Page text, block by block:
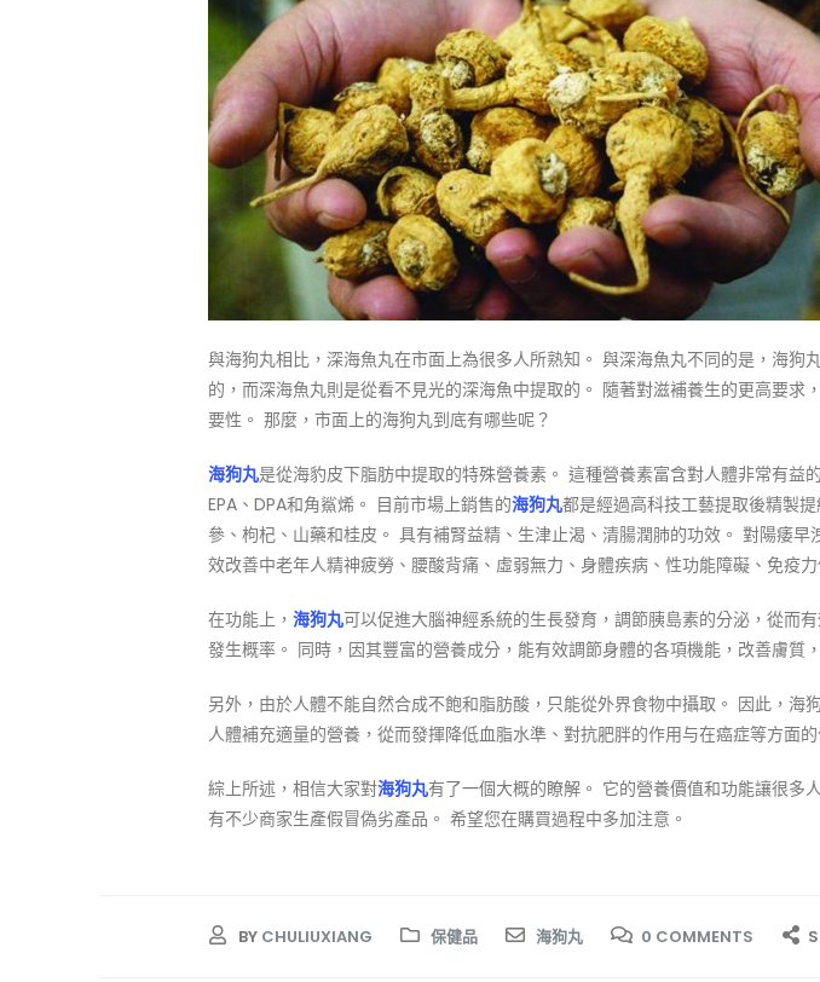
與海狗丸相比，深海魚丸在市面上為很多人所熟知。 與深海魚丸不同的是，海狗
的，而深海魚丸則是從看不見光的深海魚中提取的。 隨著對滋補養生的更高要求
要性。 那麼，市面上的海狗丸到底有哪些呢？
海狗丸是從海豹皮下脂肪中提取的特殊營養素。 這種營養素富含對人體非常有益
EPA、DPA和角鯊烯。 目前市場上銷售的海狗丸都是經過高科技工藝提取後精製
參、枸杞、山藥和桂皮。 具有補腎益精、生津止渴、清腸潤肺的功效。 對陽痿早
效改善中老年人精神疲勞、腰酸背痛、虛弱無力、身體疾病、性功能障礙、免疫力
在功能上， 海狗丸可以促進大腦神經系統的生長發育，調節胰島素的分泌，從而
發生概率。 同時，因其豐富的營養成分，能有效調節身體的各項機能，改善膚質
另外，由於人體不能自然合成不飽和脂肪酸，只能從外界食物中攝取。 因此，海
人體補充適量的營養，從而發揮降低血脂水準、對抗肥胖的作用与在癌症等方面
綜上所述，相信大家對海狗丸有了一個大概的瞭解。 它的營養價值和功能讓很多
有不少商家生產假冒偽劣產品。 希望您在購買過程中多加注意。
BY CHULIUXIANG 保健品 海狗丸 0 COMMENTS